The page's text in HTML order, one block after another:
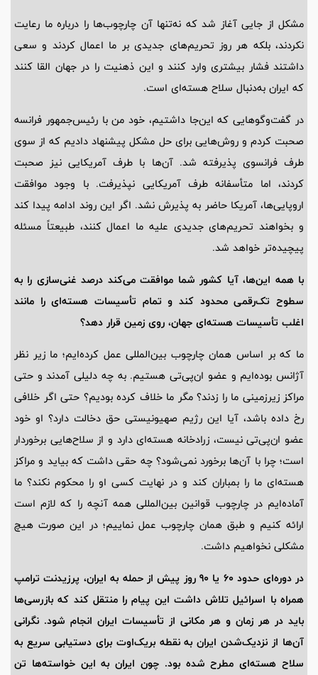
مشکل از جایی آغاز شد که نه‌تنها آن چارچوب‌ها را درباره ما رعایت
نکردند، بلکه هر روز تحریم‌های جدیدی بر ما اعمال کردند و سعی
داشتند فشار بیشتری وارد کنند و این ذهنیت را در جهان القا کنند
که ایران به‌دنبال سلاح هسته‌ای است.
در گفت‌وگوهایی که این‌جا داشتیم، خود من با رئیس‌جمهور فرانسه
صحبت کردم و روش‌هایی برای حل مشکل پیشنهاد دادیم که از سوی
طرف فرانسوی پذیرفته شد. آن‌ها با طرف آمریکایی نیز صحبت
کردند، اما متأسفانه طرف آمریکایی نپذیرفت. با وجود موافقت
اروپایی‌ها، آمریکا حاضر به پذیرش نشد. اگر این روند ادامه پیدا کند
و بخواهند تحریم‌های جدیدی علیه ما اعمال کنند، طبیعتاً مسئله
پیچیده‌تر خواهد شد.
با همه این‌ها، آیا کشور شما موافقت می‌کند درصد غنی‌سازی را به
سطوح تک‌رقمی محدود کند و تمام تأسیسات هسته‌ای را مانند
اغلب تأسیسات هسته‌ای جهان، روی زمین قرار دهد؟
ما که بر اساس همان چارچوب بین‌المللی عمل کرده‌ایم؛ ما زیر نظر
آژانس بوده‌ایم و عضو ان‌پی‌تی هستیم. به چه دلیلی آمدند و حتی
مراکز زیرزمینی ما را زدند؟ مگر ما خلاف کرده بودیم؟ حتی اگر خلافی
رخ داده باشد، آیا این رژیم صهیونیستی حق دخالت دارد؟ او خود
عضو ان‌پی‌تی نیست، زرادخانه هسته‌ای دارد و از سلاح‌هایی برخوردار
است؛ چرا با آن‌ها برخورد نمی‌شود؟ چه حقی داشت که بیاید و مراکز
هسته‌ای ما را بمباران کند و در نهایت کسی او را محکوم نکند؟ ما
آماده‌ایم در چارچوب قوانین بین‌المللی همه آنچه را که لازم است
ارائه کنیم و طبق همان چارچوب عمل نماییم؛ در این صورت هیچ
مشکلی نخواهیم داشت.
در دوره‌ای حدود 60 یا 90 روز پیش از حمله به ایران، پرزیدنت ترامپ
همراه با اسرائیل تلاش داشت این پیام را منتقل کند که بازرسی‌ها
باید در هر زمان و هر مکانی از تأسیسات ایران انجام شود. نگرانی
آن‌ها از نزدیک‌شدن ایران به نقطه بریک‌اوت برای دستیابی سریع به
سلاح هسته‌ای مطرح شده بود. چون ایران به این خواسته‌ها تن